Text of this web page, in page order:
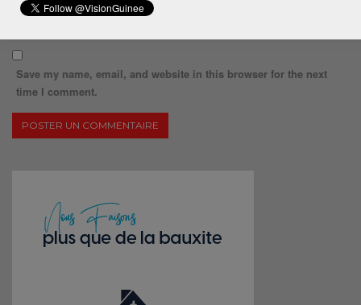
Save my name, email, and website in this browser for the next
time I comment.